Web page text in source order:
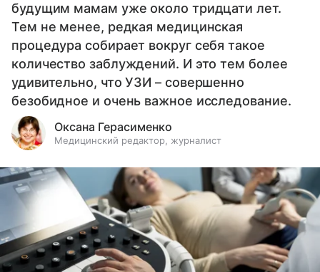
будущим мамам уже около тридцати лет.
Тем не менее, редкая медицинская
процедура собирает вокруг себя такое
количество заблуждений. И это тем более
удивительно, что УЗИ – совершенно
безобидное и очень важное исследование.
Оксана Герасименко
Медицинский редактор, журналист